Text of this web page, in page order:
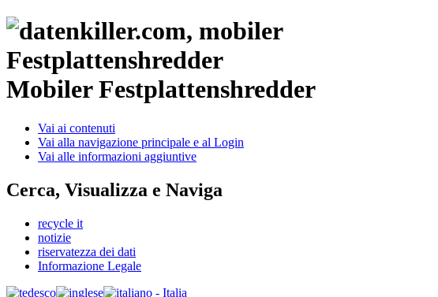
Mobiler Festplattenshredder
Vai ai contenuti
Vai alla navigazione principale e al Login
Vai alle informazioni aggiuntive
Cerca, Visualizza e Naviga
recycle it
notizie
riservatezza dei dati
Informazione Legale